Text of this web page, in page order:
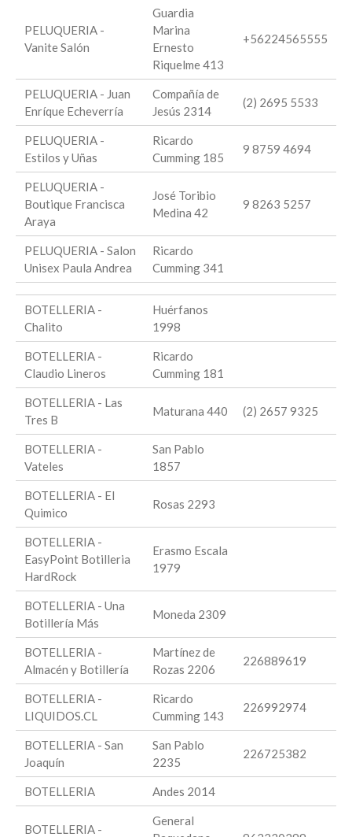
PELUQUERIA -
Vanite Salón
Guardia
Marina
Ernesto
Riquelme 413
+56224565555
PELUQUERIA - Juan
Enríque Echeverría
Compañía de
Jesús 2314
(2) 2695 5533
PELUQUERIA -
Estilos y Uñas
Ricardo
Cumming 185
9 8759 4694
PELUQUERIA -
Boutique Francisca
Araya
José Toribio
Medina 42
9 8263 5257
PELUQUERIA - Salon
Unisex Paula Andrea
Ricardo
Cumming 341
BOTELLERIA -
Chalito
Huérfanos
1998
BOTELLERIA -
Claudio Lineros
Ricardo
Cumming 181
BOTELLERIA - Las
Tres B
Maturana 440 (2) 2657 9325
BOTELLERIA -
Vateles
San Pablo
1857
BOTELLERIA - El
Quimico
Rosas 2293
BOTELLERIA -
EasyPoint Botilleria
HardRock
Erasmo Escala
1979
BOTELLERIA - Una
Botillería Más
Moneda 2309
BOTELLERIA -
Almacén y Botillería
Martínez de
Rozas 2206
226889619
BOTELLERIA -
LIQUIDOS.CL
Ricardo
Cumming 143
226992974
BOTELLERIA - San
Joaquín
San Pablo
2235
226725382
BOTELLERIA Andes 2014
BOTELLERIA -
General